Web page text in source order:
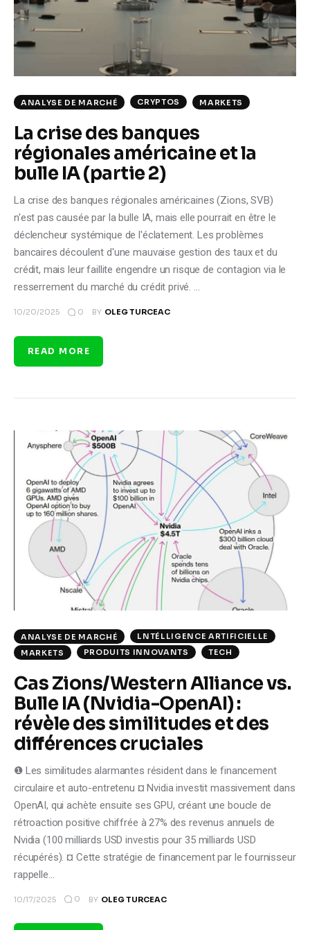
Tech
Shop
ANALYSE DE MARCHÉ CRYPTOS MARKETS
La crise des banques
régionales américaine et la
bulle IA (partie 2)
La crise des banques régionales américaines (Zions, SVB)
n'est pas causée par la bulle IA, mais elle pourrait en être le
déclencheur systémique de l'éclatement. Les problèmes
bancaires découlent d'une mauvaise gestion des taux et du
crédit, mais leur faillite engendre un risque de contagion via le
resserrement du marché du crédit privé. …
10/20/2025 0 BY OLEG TURCEAC
READ MORE
ANALYSE DE MARCHÉ
LNTÉLLIGENCE ARTIFICIELLE
MARKETS
PRODUITS INNOVANTS TECH
Cas Zions/Western Alliance vs.
Bulle IA (Nvidia-OpenAI) :
révèle des similitudes et des
différences cruciales
❶ Les similitudes alarmantes résident dans le financement
circulaire et auto-entretenu ¤ Nvidia investit massivement dans
OpenAI, qui achète ensuite ses GPU, créant une boucle de
rétroaction positive chiffrée à 27% des revenus annuels de
Nvidia (100 milliards USD investis pour 35 milliards USD
récupérés). ¤ Cette stratégie de financement par le fournisseur
rappelle…
10/17/2025 0 BY OLEG TURCEAC